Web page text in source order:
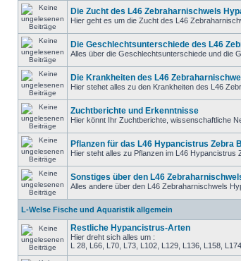
Die Zucht des L46 Zebraharnischwels
Hier geht es um die Zucht des L46
Die Geschlechtsunterschiede des L46
Alles über die Geschlechtsunterschiede und die
Die Krankheiten des L46
Hier stehet alles zu den Krankheiten des L46
Zuchtberichte und Erkenntnisse
Hier könnt Ihr Zuchtberichte, wissenschaftliche
Pflanzen für das L46 Hypancistrus Zebra
Hier steht alles zu Pflanzen im L46 Hypancistrus
Sonstiges über den L46
Alles andere über den L46 Zebraharnischwels
L-Welse Fische und Aquaristik allgemein
Restliche Hypancistrus-Arten
Hier dreht sich alles um :
L 28, L66, L70, L73, L102, L129, L136, L158,